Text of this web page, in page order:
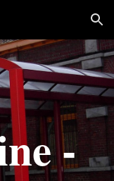
Skip to navigation
-